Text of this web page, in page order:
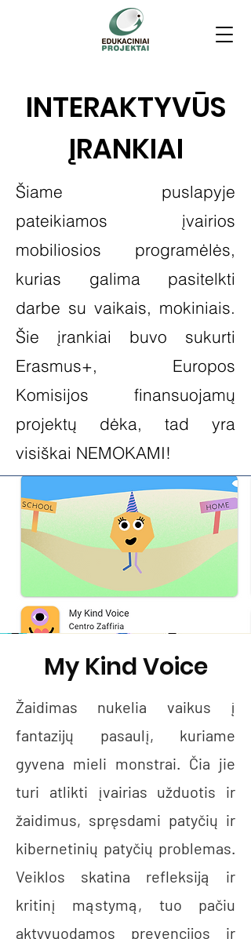
INTERAKTYVŪS
ĮRANKIAI
Šiame puslapyje
pateikiamos įvairios
mobiliosios programėlės,
kurias galima pasitelkti
darbe su vaikais, mokiniais.
Šie įrankiai buvo sukurti
Erasmus+, Europos
Komisijos finansuojamų
projektų dėka, tad yra
visiškai NEMOKAMI!
My Kind Voice
Žaidimas nukelia vaikus į
fantazijų pasaulį, kuriame
gyvena mieli monstrai. Čia jie
turi atlikti įvairias užduotis ir
žaidimus, spręsdami patyčių ir
kibernetinių patyčių problemas.
Veiklos skatina refleksiją ir
kritinį mąstymą, tuo pačiu
aktyvuodamos prevencijos ir